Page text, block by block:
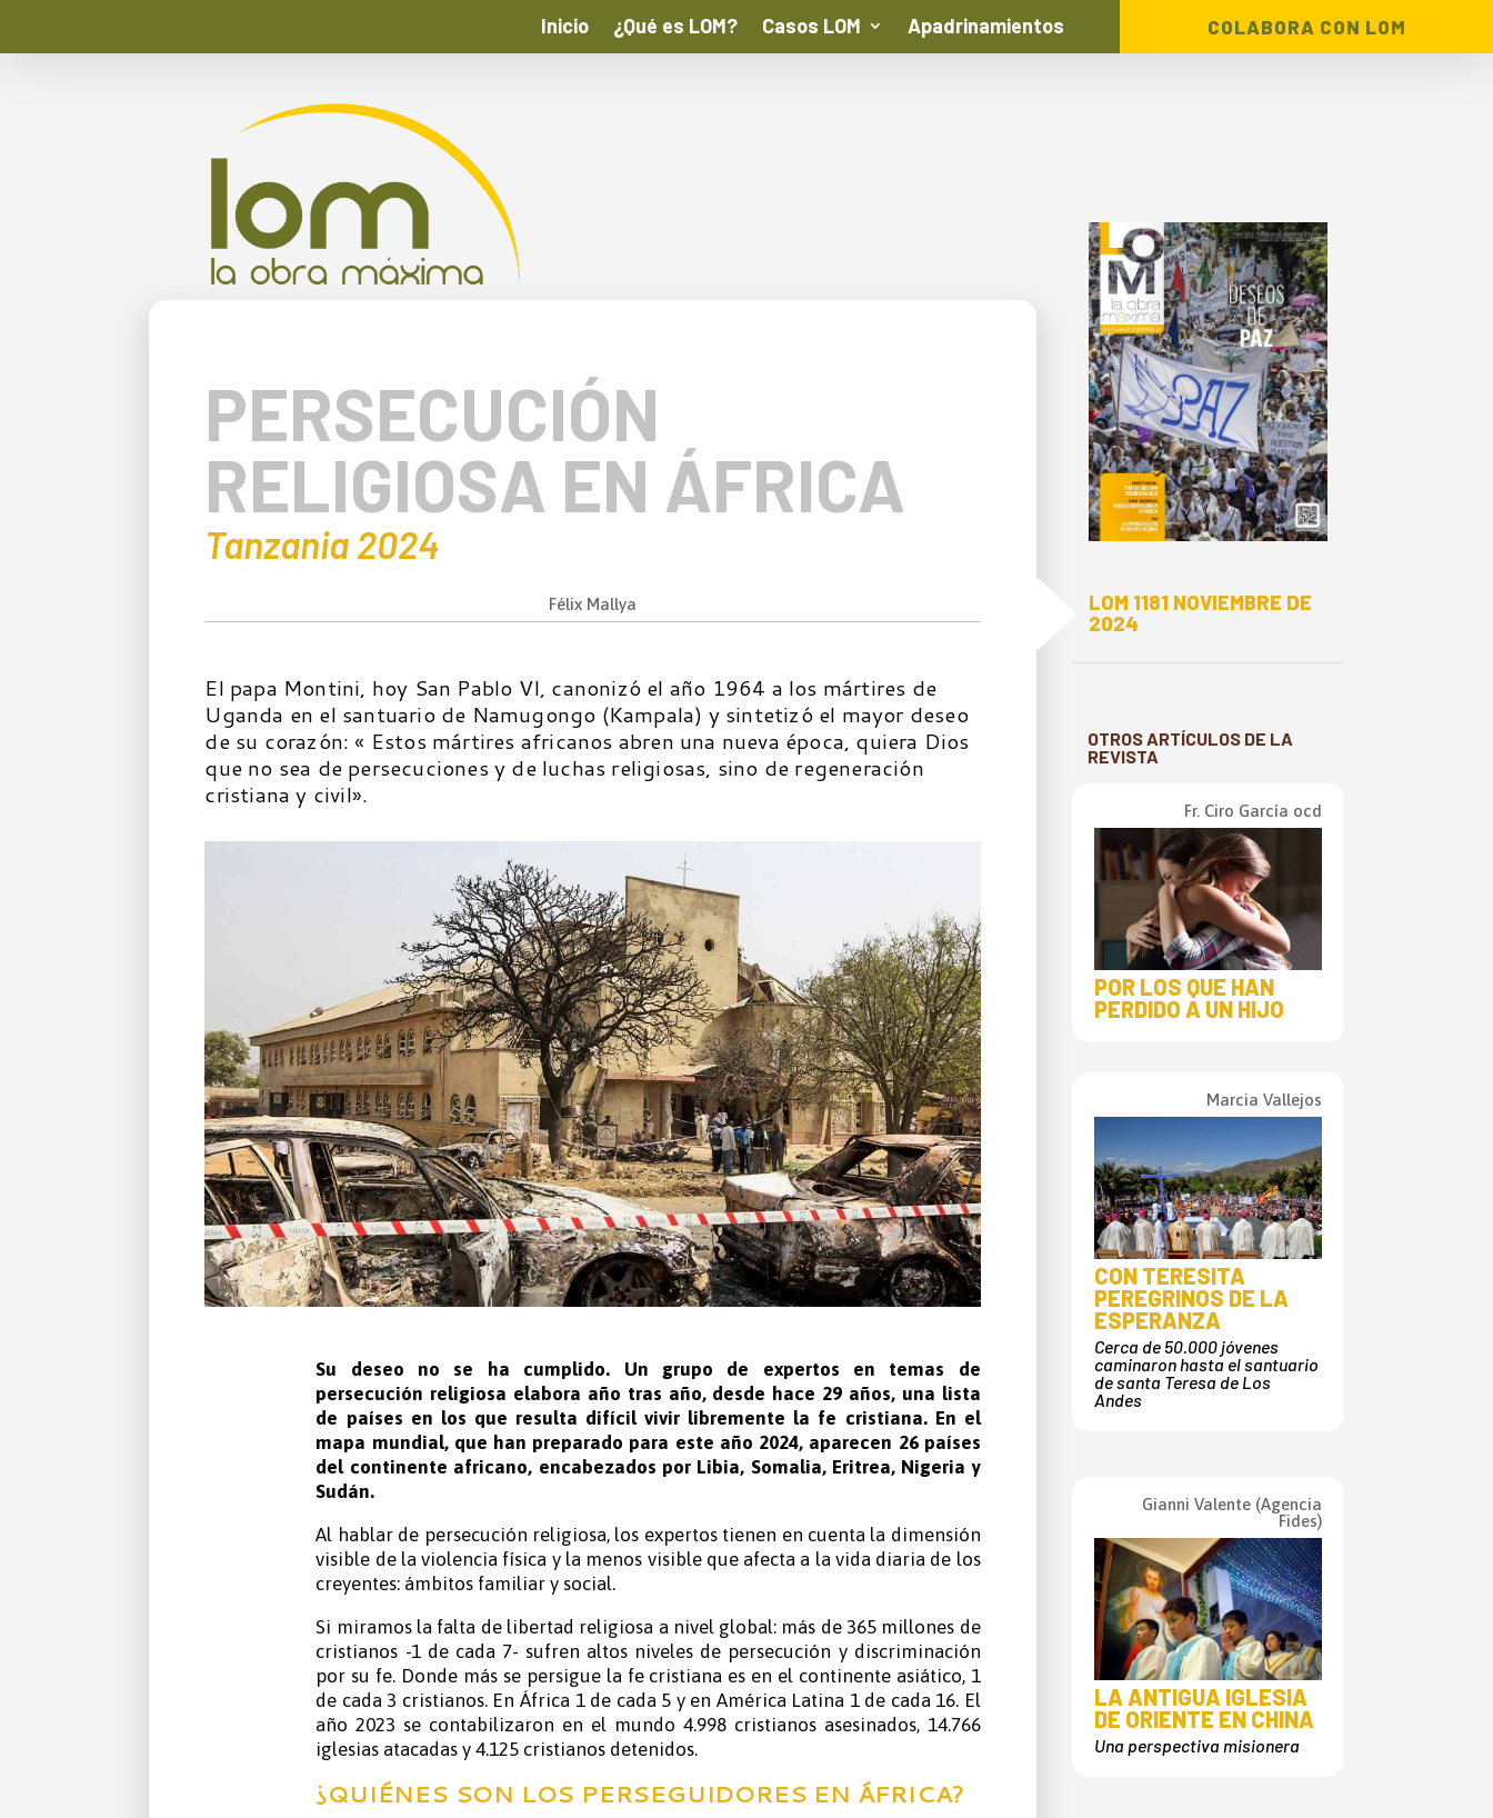
Inicio ¿Qué es LOM? Casos LOM Apadrinamientos COLABORA CON LOM
PERSECUCIÓN
RELIGIOSA EN ÁFRICA
Tanzania 2024
Félix Mallya
El papa Montini, hoy San Pablo VI, canonizó el año 1964 a los mártires de
Uganda en el santuario de Namugongo (Kampala) y sintetizó el mayor deseo
de su corazón: « Estos mártires africanos abren una nueva época, quiera Dios
que no sea de persecuciones y de luchas religiosas, sino de regeneración
cristiana y civil».
Su deseo no se ha cumplido. Un grupo de expertos en temas de
persecución religiosa elabora año tras año, desde hace 29 años, una lista
de países en los que resulta difícil vivir libremente la fe cristiana. En el
mapa mundial, que han preparado para este año 2024, aparecen 26 países
del continente africano, encabezados por Libia, Somalia, Eritrea, Nigeria y
Sudán.
Al hablar de persecución religiosa, los expertos tienen en cuenta la dimensión
visible de la violencia física y la menos visible que afecta a la vida diaria de los
creyentes: ámbitos familiar y social.
Si miramos la falta de libertad religiosa a nivel global: más de 365 millones de
cristianos -1 de cada 7- sufren altos niveles de persecución y discriminación
por su fe. Donde más se persigue la fe cristiana es en el continente asiático, 1
de cada 3 cristianos. En África 1 de cada 5 y en América Latina 1 de cada 16. El
año 2023 se contabilizaron en el mundo 4.998 cristianos asesinados, 14.766
iglesias atacadas y 4.125 cristianos detenidos.
¿QUIÉNES SON LOS PERSEGUIDORES EN ÁFRICA?
ELOM 1181 NOVIEMBRE DE
2024
OTROS ARTÍCULOS DE LA
REVISTA
Fr. Ciro García ocd
POR LOS QUE HAN
PERDIDO A UN HIJO
Marcia Vallejos
CON TERESITA
PEREGRINOS DE LA
ESPERANZA
Cerca de 50.000 jóvenes
caminaron hasta el santuario
de santa Teresa de Los
Andes
Gianni Valente (Agencia
Fides)
LA ANTIGUA IGLESIA
DE ORIENTE EN CHINA
Una perspectiva misionera